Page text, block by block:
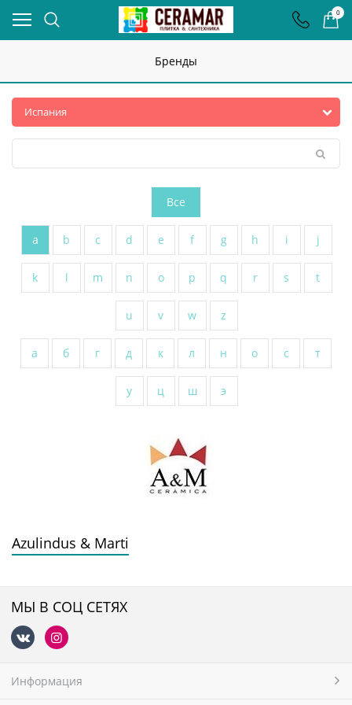
0
Бренды
Все
a b c d e f g h i j
k l m n o p q r s t
u v w z
а б г д к л н о с т
у ц ш э
Azulindus & Marti
МЫ В СОЦ СЕТЯХ
Информация